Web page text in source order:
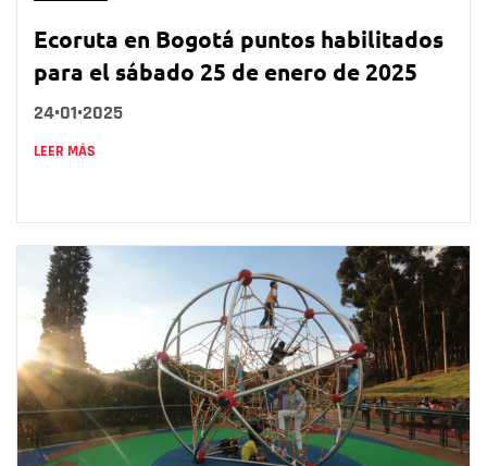
Ecoruta en Bogotá puntos habilitados
para el sábado 25 de enero de 2025
24•01•2025
LEER MÁS